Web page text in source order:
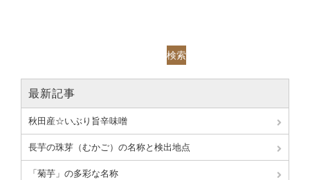
検索
最新記事
秋田産☆いぶり旨辛味噌
長芋の珠芽（むかご）の名称と検出地点
「菊芋」の多彩な名称